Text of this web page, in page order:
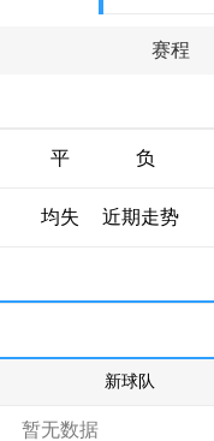
赛程
平 负
均失 近期走势
新球队
暂无数据